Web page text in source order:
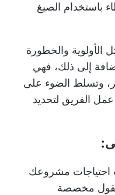
باستخدام الصيغ
الأولوية والخطورة
إلى ذلك، فهي
وتسلط الضوء على
الفريق لتحديد
احتياجات مشروعك
مخصصة